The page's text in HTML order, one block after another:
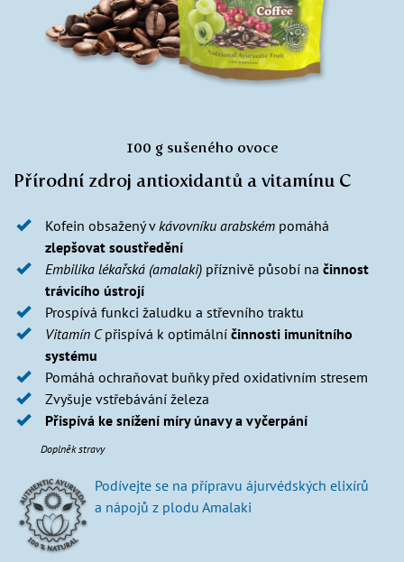
100 g sušeného ovoce
Přírodní zdroj antioxidantů a vitamínu C
Kofein obsažený vkávovníku arabském pomáhá
zlepšovat soustředění
Embilika lékařská (amalaki) příznivě působí na činnost
trávicího ústrojí
Prospívá funkci žaludku a střevního traktu
Vitamín Cpřispívá k optimální činnosti imunitního
systému
Pomáhá ochraňovat buňky před oxidativním stresem
Zvyšuje vstřebávání železa
Přispívá ke snížení míry únavy a vyčerpání
Doplněk stravy
Podívejte se na přípravu ájurvédských elixírů
a nápojů z plodu Amalaki